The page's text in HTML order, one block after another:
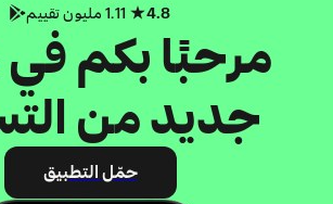
4.8
مرحبًا بكم
جديد من
حمّل التطبيق